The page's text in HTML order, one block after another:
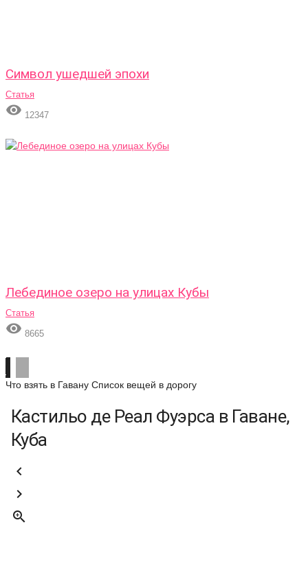
Символ ушедшей эпохи
Статья
 12347
Лебединое озеро на улицах Кубы
Статья
 8665
Что взять в Гавану Список вещей в дорогу
Кастильо де Реал Фуэрса в Гаване,
Куба


